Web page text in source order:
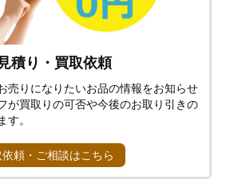
積り・買取依頼
売りになりたいお品の情報をお知らせ
が買取りの可否や今後のお取り引きの
す。
依頼・ご相談はこちら